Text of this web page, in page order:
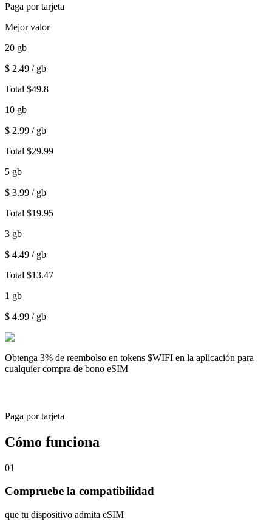
Paga por tarjeta
Mejor valor
20 gb
$ 2.49 / gb
Total $49.8
10 gb
$ 2.99 / gb
Total $29.99
5 gb
$ 3.99 / gb
Total $19.95
3 gb
$ 4.49 / gb
Total $13.47
1 gb
$ 4.99 / gb
Obtenga 3% de reembolso en tokens $WIFI en la aplicación para
cualquier compra de bono eSIM
Paga por tarjeta
Cómo funciona
01
Compruebe la compatibilidad
que tu dispositivo admita eSIM